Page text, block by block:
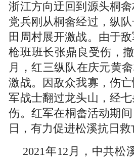
浙江方向迂回到源头桐
党兵刚从桐畲经过，纵
田周村展开激战。由于
枪班班长张鼎良受伤，
月，红三纵队在庆元黄
激战。因敌众我寡，伤
军战士翻过龙头山，经
伤。红军在桐畲活动期
日，有力促进松溪抗日救
2021年12月，中共松